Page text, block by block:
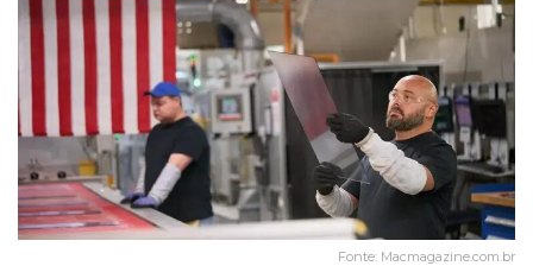
Fonte: Macmagazine.com.br